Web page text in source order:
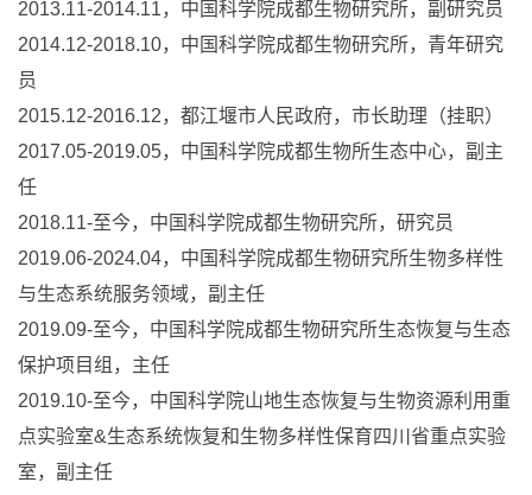
2013.11-2014.11，中国科学院成都生物研究所，副研究员
2014.12-2018.10，中国科学院成都生物研究所，青年研究
员
2015.12-2016.12，都江堰市人民政府，市长助理（挂职）
2017.05-2019.05，中国科学院成都生物所生态中心，副主
任
2018.11-至今，中国科学院成都生物研究所，研究员
2019.06-2024.04，中国科学院成都生物研究所生物多样性
与生态系统服务领域，副主任
2019.09-至今，中国科学院成都生物研究所生态恢复与生态
保护项目组，主任
2019.10-至今，中国科学院山地生态恢复与生物资源利用重
点实验室&生态系统恢复和生物多样性保育四川省重点实验
室，副主任